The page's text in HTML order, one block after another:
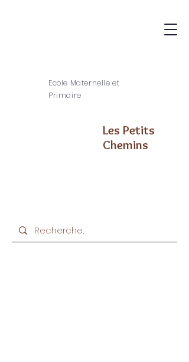
Ecole Maternelle et
Primaire
Les Petits
Chemins